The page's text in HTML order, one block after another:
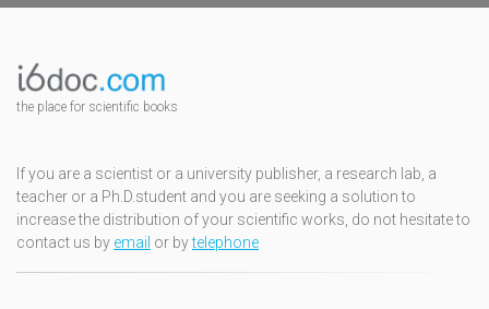
the place for scientific books
If you are a scientist or a university publisher, a research lab, a
teacher or a Ph.D.student and you are seeking a solution to
increase the distribution of your scientific works, do not hesitate to
contact us by email or bytelephone